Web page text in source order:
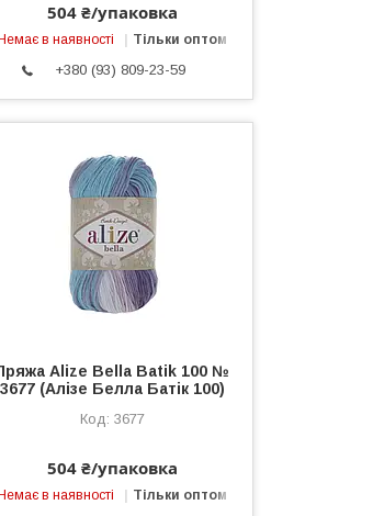
504 ₴/упаковка
Немає в наявності Тільки оптом
+380 (93) 809-23-59
Alize Bella Batik 100 №
3677 (Алізе Белла Батік 100)
3677
504 ₴/упаковка
Немає в наявності Тільки оптом